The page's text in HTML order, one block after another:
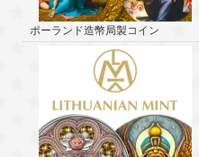
ポーランド造幣局製コイン